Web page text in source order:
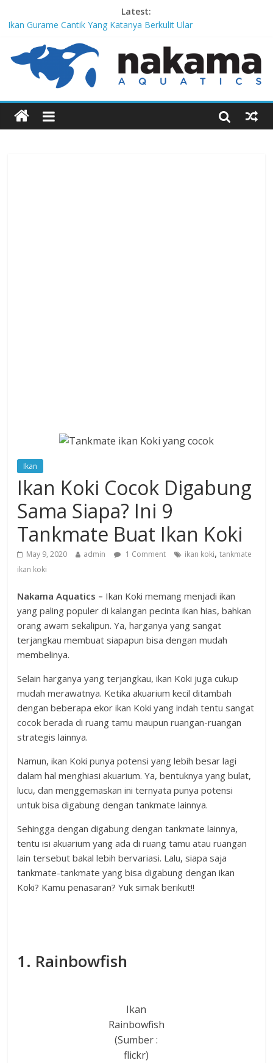
Latest:
Ikan Gurame Cantik Yang Katanya Berkulit Ular
Chitala Lopis, Ikan Belida Yang Kembali dari Kepunahannya
Channa Orientalis, Kembaran Limbata Yang Tidak Populer di
Indonesia
Red-Tailed Black Shark, Hiu Gadungan Yang Terancam Punah
Ikan
Ikan Koki Cocok Digabung
Sama Siapa? Ini 9
Tankmate Buat Ikan Koki
May 9, 2020 admin 1 Comment ikan koki,tankmate
ikan koki
Nakama Aquatics – Ikan Koki memang menjadi ikan
yang paling populer di kalangan pecinta ikan hias, bahkan
orang awam sekalipun. Ya, harganya yang sangat
terjangkau membuat siapapun bisa dengan mudah
membelinya.
Selain harganya yang terjangkau, ikan Koki juga cukup
mudah merawatnya. Ketika akuarium kecil ditambah
dengan beberapa ekor ikan Koki yang indah tentu sangat
cocok berada di ruang tamu maupun ruangan-ruangan
strategis lainnya.
Namun, ikan Koki punya potensi yang lebih besar lagi
dalam hal menghiasi akuarium. Ya, bentuknya yang bulat,
lucu, dan menggemaskan ini ternyata punya potensi
untuk bisa digabung dengan tankmate lainnya.
Sehingga dengan digabung dengan tankmate lainnya,
tentu isi akuarium yang ada di ruang tamu atau ruangan
lain tersebut bakal lebih bervariasi. Lalu, siapa saja
tankmate-tankmate yang bisa digabung dengan ikan
Koki? Kamu penasaran? Yuk simak berikut!!
1. Rainbowfish
Ikan
Rainbowfish
(Sumber :
flickr)